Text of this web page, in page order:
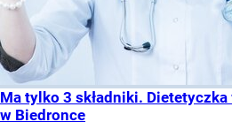
Ma tylko 3 składniki.
w Biedronce